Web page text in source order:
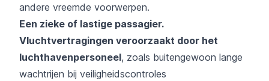
andere vreemde voorwerpen.
Een zieke of lastige passagier.
Vluchtvertragingen veroorzaakt door het
luchthavenpersoneel, zoals buitengewoon lange
wachtrijen bij veiligheidscontroles